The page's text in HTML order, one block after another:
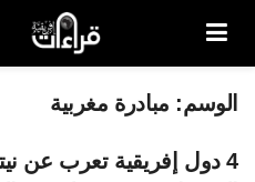
الوسم: مبادرة مغربية
4 دول إفريقية تعرب عن